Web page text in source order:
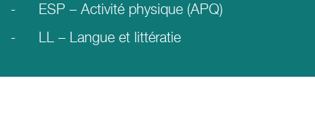
ESP – Activité physique (APQ)
LL – Langue et littératie